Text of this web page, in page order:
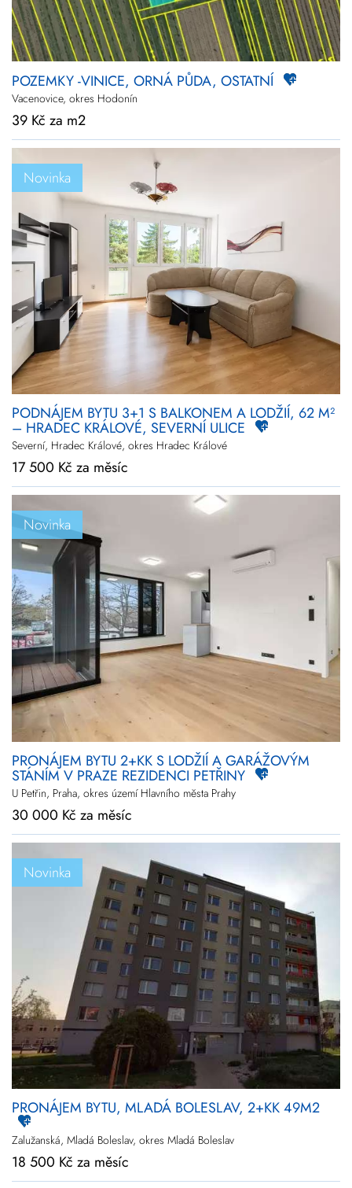
POZEMKY -VINICE, ORNÁ PŮDA, OSTATNÍ
Vacenovice, okres Hodonín
39 Kč za m2
Novinka
PODNÁJEM BYTU 3+1 S BALKONEM A LODŽIÍ, 62 M²
– HRADEC KRÁLOVÉ, SEVERNÍ ULICE
Severní, Hradec Králové, okres Hradec Králové
17 500 Kč za měsíc
Novinka
PRONÁJEM BYTU 2+KK S LODŽIÍ A GARÁŽOVÝM
STÁNÍM V PRAZE REZIDENCI PETŘINY
U Petřin, Praha, okres území Hlavního města Prahy
30 000 Kč za měsíc
Novinka
PRONÁJEM BYTU, MLADÁ BOLESLAV, 2+KK 49M2
Zalužanská, Mladá Boleslav, okres Mladá Boleslav
18 500 Kč za měsíc